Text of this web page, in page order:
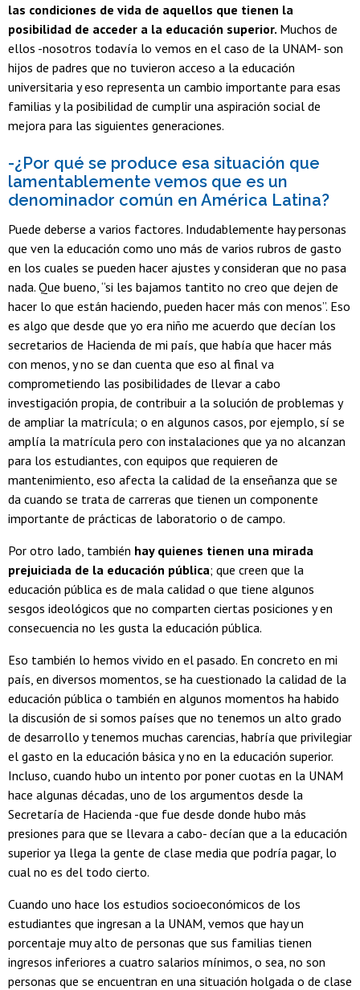
las condiciones de vida de aquellos que tienen la
posibilidad de acceder a la educación superior. Muchos de
ellos -nosotros todavía lo vemos en el caso de la UNAM- son
hijos de padres que no tuvieron acceso a la educación
universitaria y eso representa un cambio importante para esas
familias y la posibilidad de cumplir una aspiración social de
mejora para las siguientes generaciones.
-¿Por qué se produce esa situación que
lamentablemente vemos que es un
denominador común en América Latina?
Puede deberse a varios factores. Indudablemente hay personas
que ven la educación como uno más de varios rubros de gasto
en los cuales se pueden hacer ajustes y consideran que no pasa
nada. Que bueno, “si les bajamos tantito no creo que dejen de
hacer lo que están haciendo, pueden hacer más con menos”. Eso
es algo que desde que yo era niño me acuerdo que decían los
secretarios de Hacienda de mi país, que había que hacer más
con menos, y no se dan cuenta que eso al final va
comprometiendo las posibilidades de llevar a cabo
investigación propia, de contribuir a la solución de problemas y
de ampliar la matrícula; o en algunos casos, por ejemplo, sí se
amplía la matrícula pero con instalaciones que ya no alcanzan
para los estudiantes, con equipos que requieren de
mantenimiento, eso afecta la calidad de la enseñanza que se
da cuando se trata de carreras que tienen un componente
importante de prácticas de laboratorio o de campo.
Por otro lado, también hay quienes tienen una mirada
prejuiciada de la educación pública; que creen que la
educación pública es de mala calidad o que tiene algunos
sesgos ideológicos que no comparten ciertas posiciones y en
consecuencia no les gusta la educación pública.
Eso también lo hemos vivido en el pasado. En concreto en mi
país, en diversos momentos, se ha cuestionado la calidad de la
educación pública o también en algunos momentos ha habido
la discusión de si somos países que no tenemos un alto grado
de desarrollo y tenemos muchas carencias, habría que privilegiar
el gasto en la educación básica y no en la educación superior.
Incluso, cuando hubo un intento por poner cuotas en la UNAM
hace algunas décadas, uno de los argumentos desde la
Secretaría de Hacienda -que fue desde donde hubo más
presiones para que se llevara a cabo- decían que a la educación
superior ya llega la gente de clase media que podría pagar, lo
cual no es del todo cierto.
Cuando uno hace los estudios socioeconómicos de los
estudiantes que ingresan a la UNAM, vemos que hay un
porcentaje muy alto de personas que sus familias tienen
ingresos inferiores a cuatro salarios mínimos, o sea, no son
personas que se encuentran en una situación holgada o de clase